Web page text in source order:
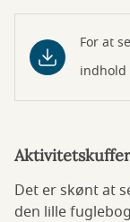
For at
indhold
Det er skønt at
den lille